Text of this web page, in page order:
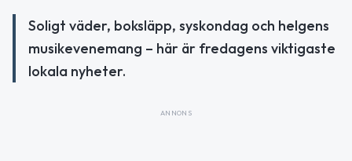
Soligt väder, boksläpp, syskondag och helgens
musikevenemang – här är fredagens viktigaste
lokala nyheter.
ANNONS